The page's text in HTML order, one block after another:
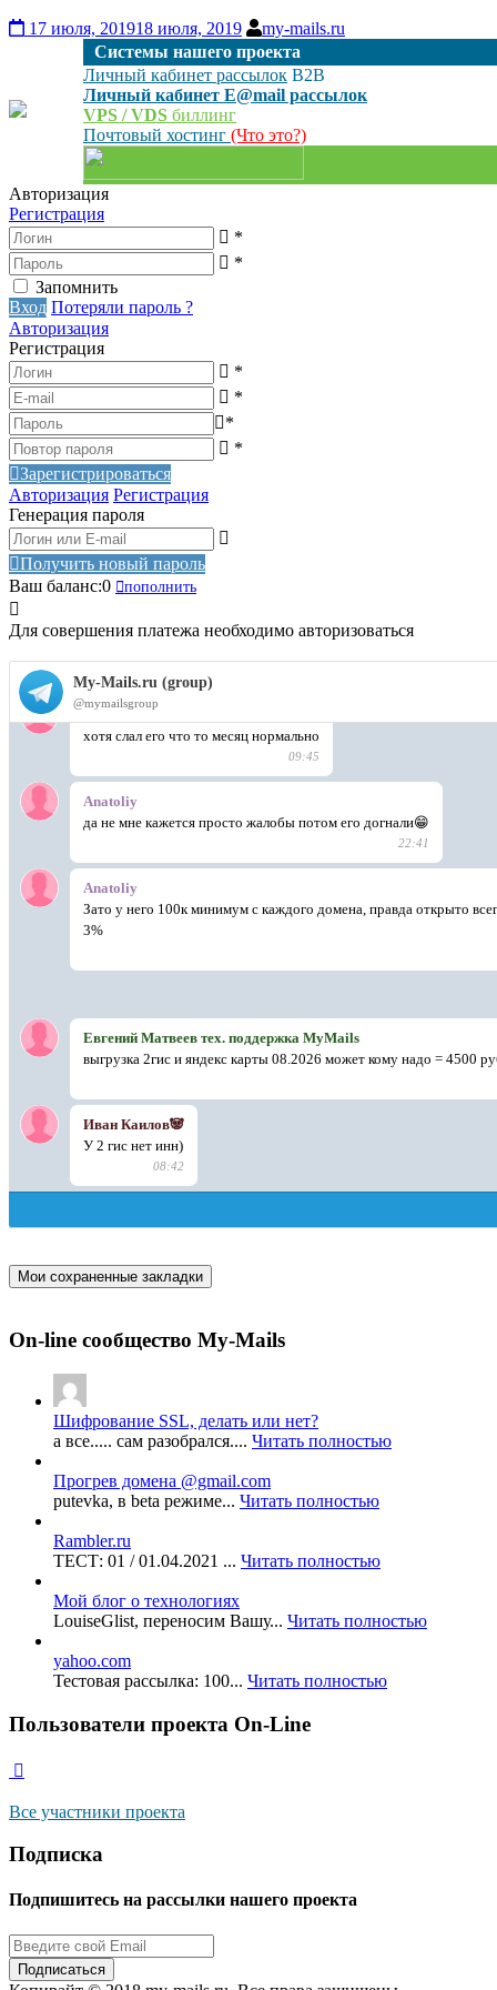
17 июля, 201918 июля, 2019
my-mails.ru
Cистемы нашего проекта
Личный кабинет рассылок B2B
Личный кабинет E@mail рассылок
VPS / VDS биллинг
Почтовый хостинг (Что это?)
Авторизация
Регистрация
*
*
Запомнить
Вход Потеряли пароль ?
Авторизация
Регистрация
*
*
*
*
Зарегистрироваться
Авторизация Регистрация
Генерация пароля
Получить новый пароль
Ваш баланс:0 пополнить
Для совершения платежа необходимо авторизоваться
Мои сохраненные закладки
On-line сообщество My-Mails
Шифрование SSL, делать или нет?
а все..... сам разобрался.... Читать полностью
Прогрев домена @gmail.com
putevka, в beta режиме... Читать полностью
Rambler.ru
ТЕСТ: 01 / 01.04.2021 ... Читать полностью
Мой блог о технологиях
LouiseGlist, переносим Вашу... Читать полностью
yahoo.com
Тестовая рассылка: 100... Читать полностью
Пользователи проекта On-Line
Все участники проекта
Подписка
Подпишитесь на рассылки нашего проекта
Подписаться